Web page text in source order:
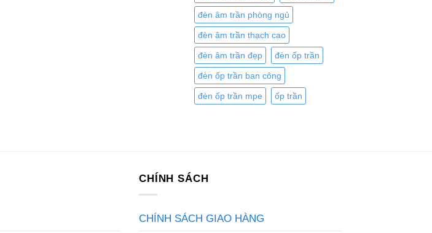
đèn âm trần phòng ngủ
đèn âm trần thạch cao
đèn âm trần đẹp đèn ốp trần
đèn ốp trần ban công
đèn ốp trần mpe ốp trần
CHÍNH SÁCH
CHÍNH SÁCH GIAO HÀNG